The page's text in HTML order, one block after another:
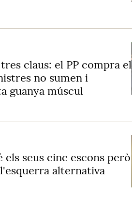
claus: el PP compra el
no sumen i
guanya múscul
els seus cinc escons però
alternativa